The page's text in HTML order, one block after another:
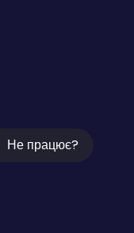
Не працює?